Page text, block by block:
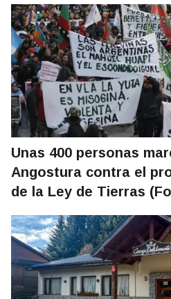
Unas 400 personas
Angostura contra el
de la Ley de Tierras